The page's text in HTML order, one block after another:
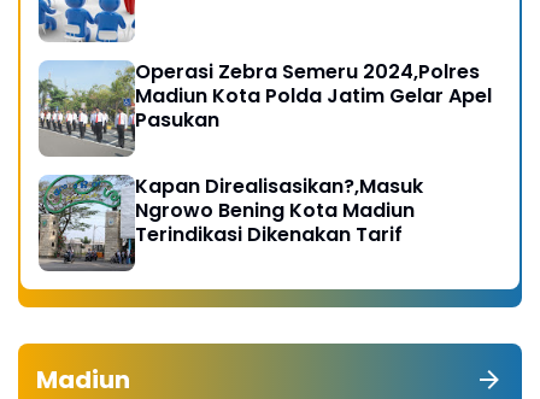
Operasi Zebra Semeru 2024,Polres
Madiun Kota Polda Jatim Gelar Apel
Pasukan
Kapan Direalisasikan?,Masuk
Ngrowo Bening Kota Madiun
Terindikasi Dikenakan Tarif
Madiun